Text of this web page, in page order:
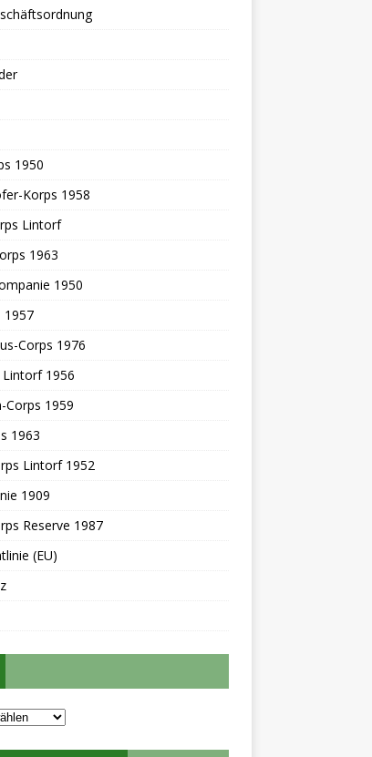
1950
Korps 1958
Lintorf
1963
1950
1957
Corps 1976
1956
Corps 1959
1963
Lintorf 1952
1909
Reserve 1987
(EU)